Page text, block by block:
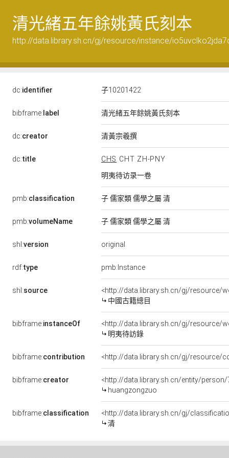
清光緒五年餘姚黃氏刻本
http://data.library.sh.cn/gj/resource/instance/
dc:identifier 子10201422
bibframe: label 清光緒五年餘姚黃氏刻本
dc:creator 清黃宗羲撰
dc:title CHS CHT ZH-PNY
明夷待访录一卷
pmb:classification 子 儒家類 儒學之屬 清
pmb:volumeName 子 儒家類 儒學之屬 清
shl:version original
rdf:type pmb:Instance
shl:source
<http://data.library.sh.cn/gj/resource/
中國古籍總目
bibframe:instanceOf
<http://data.library.sh.cn/gj/resource/
明夷待訪錄
bibframe:contribution <http://data.library.sh.cn/gj/resource/
bibframe:creator
<http://data.library.sh.cn/entity/
huangzongzuo
bibframe:classification
<http://data.library.sh.cn/gj/
清